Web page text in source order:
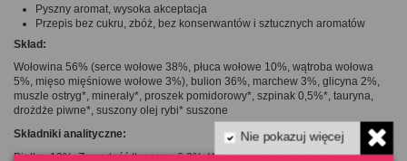
Pyszny aromat, wysoka akceptacja
Przepis bez cukru, zbóż, bez konserwantów i sztucznych aromatów
Skład:
Wołowina 56% (serce wołowe 38%, płuca wołowe 10%, wątroba wołowa
5%, mięso mięśniowe wołowe 3%), bulion 36%, marchew 3%, glicyna 2%,
muszle ostryg*, minerały*, proszek pomidorowy*, szpinak 0,5%*, tauryna,
drożdże piwne*, suszony olej rybi* suszone
Składniki analityczne:
Białko: 13% Zawartość tłuszczu: 6,3% Włókno surowe: 0,5% Popiół surowy:
Nie pokazuj więcej